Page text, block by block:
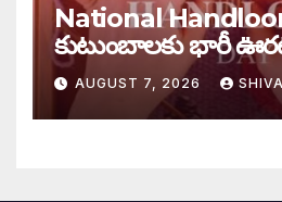
National
కుటుంబాలకు భారీ
AUGUST 7, 2026